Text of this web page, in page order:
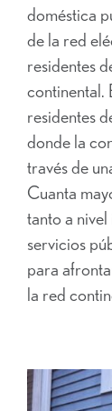
doméstica
de la red
residentes
continental.
residentes
donde la
través de
Cuanta
tanto a
servicios
para
la red